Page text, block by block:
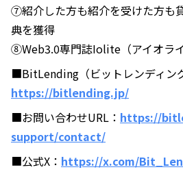
⑦紹介した方も紹介を受けた方も
典を獲得
⑧Web3.0専門誌Iolite（アイオラ
■BitLending（ビットレンディン
https://bitlending.jp/
■お問い合わせURL： https://
support/contact/
■公式X： https://x.com/